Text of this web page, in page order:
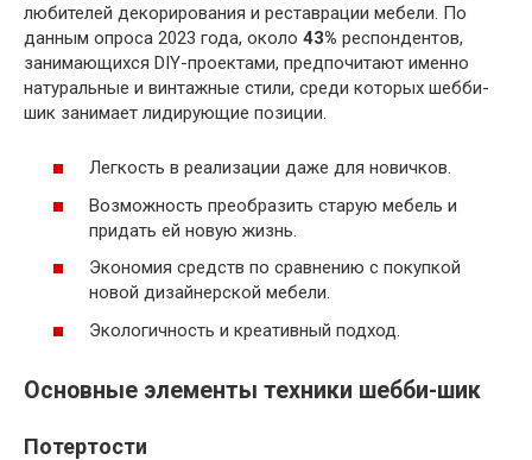
любителей декорирования и реставрации мебели. По
данным опроса 2023 года, около 43% респондентов,
занимающихся DIY-проектами, предпочитают именно
натуральные и винтажные стили, среди которых шебби-
шик занимает лидирующие позиции.
Легкость в реализации даже для новичков.
Возможность преобразить старую мебель и
придать ей новую жизнь.
Экономия средств по сравнению с покупкой
новой дизайнерской мебели.
Экологичность и креативный подход.
Основные элементы техники шебби-шик
Потертости